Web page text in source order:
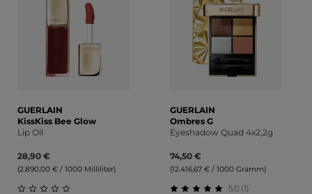
GUERLAIN
KissKiss Bee Glow
Lip Oil
28,90 €
(2.890,00 € / 1000 Milliliter)
GUERLAIN
Ombres G
Eyeshadow Quad 4x2,2g
74,50 €
(12.416,67 € / 1000 Gramm)
5.0 (1)